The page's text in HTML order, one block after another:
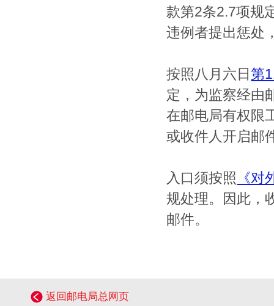
款第2条2.7项规
违例者提出惩处
按照八月六日第
定，为监察经由
在邮电局有权限
或收件人开启邮
入口须按照 《对
规处理。因此，
邮件。
返回邮电局总网页